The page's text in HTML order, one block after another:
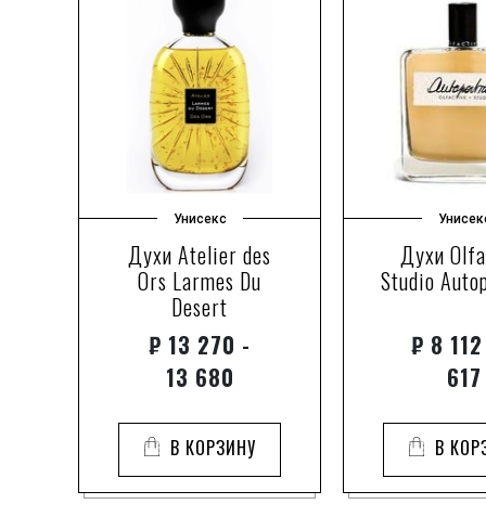
Унисекс
Духи Atelier des
Ors Larmes Du
Desert
₽ 13 270 -
13 680
В КОРЗИНУ
Духи
Studio
₽ 8
617
В